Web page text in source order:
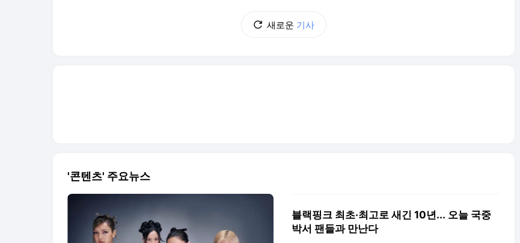
새로운 기사
'콘텐츠' 주요뉴스
블랙핑크 최초·최고로 새긴 10년... 오늘 국중
박서 팬들과 만난다